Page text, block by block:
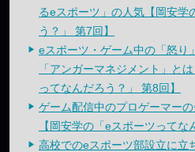
るeスポーツ」の人気【岡安学
う？」 第7回】
eスポーツ・ゲーム中の「怒り
「アンガーマネジメント」と
ってなんだろう？」 第8回】
ゲーム配信中のプロゲーマー
【岡安学の「eスポーツってな
高校でのeスポーツ部設立に立